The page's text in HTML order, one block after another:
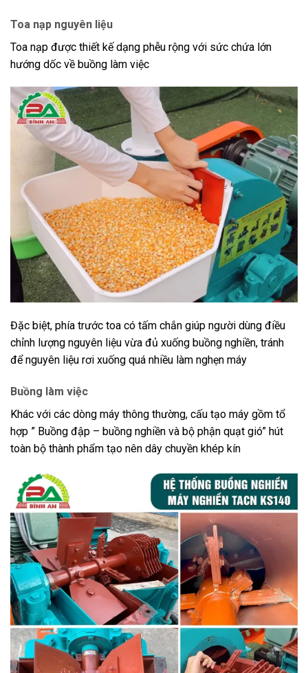
Toa nạp nguyên liệu
Toa nạp được thiết kế dạng phễu rộng với sức chứa lớn
hướng dốc về buồng làm việc
Đặc biệt, phía trước toa có tấm chắn giúp người dùng điều
chỉnh lượng nguyên liệu vừa đủ xuống buồng nghiền, tránh
để nguyên liệu rơi xuống quá nhiều làm nghẹn máy
Buồng làm việc
Khác với các dòng máy thông thường, cấu tạo máy gồm tổ
hợp ” Buồng đập – buồng nghiền và bộ phận quạt gió” hút
toàn bộ thành phẩm tạo nên dây chuyền khép kín